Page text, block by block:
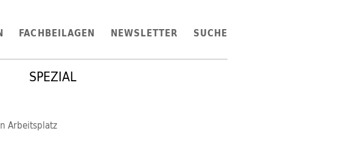
FACHBEILAGEN NEWSLETTER SUCHE
SPEZIAL
Arbeitsplatz